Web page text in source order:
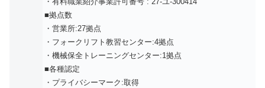
■拠点数
・営業所:27拠点
・フォークリフト教習センター:4拠点
・機械保全トレーニングセンター:1拠点
■各種認定
・プライバシーマーク:取得